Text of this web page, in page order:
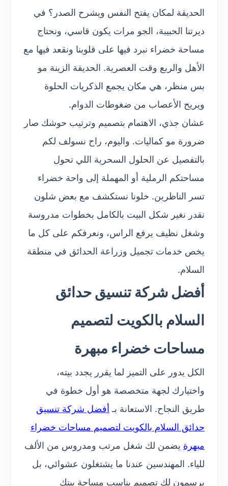
الحديقة لمكان يفتح النفس ويشرح الصدر؟ في
ديرتنا الحبيبة، الجو مرات يكون قاسي، ونحتاج
مساحة خضراء نبرد فيها على قلوبنا ونقعد فيها مع
الأهل والربع وقت العصرية. الحديقة الزينة مو
بس منظر، هي مكان يجمع الذكريات الحلوة
ويريح الأعصاب من ضغوطات الدوام.
عشان جذي، الاهتمام بتصميم وترتيب حوشك صار
ضرورة مو كماليات. واليوم، راح نسولف لكم
بالتفصيل عن الحلول السحرية اللي تحول
مساحتكم الرملية أو المهملة إلى واحة خضراء
تسر الناظرين. خلونا نستكشف مع بعض شلون
نقدر نغير شكل البيت بالكامل بخطوات مدروسة
وشغل نظيف يرفع الراس، ونعرفكم على كل ما
يخص خدمات تجميل وزراعة الحدائق في منطقة
السلام.
أفضل شركة تنسيق حدائق
السلام بالكويت لتصميم
مساحات خضراء مبهرة
الكل يدور على التميز لما يقرر يجدد بيته،
واختيارك لجهة متخصصة هو أول خطوة في
طريق النجاح. الاستعانة بـ أفضل شركة تنسيق
حدائق السلام بالكويت لتصميم مساحات خضراء
مبهرة يضمن لك شغل مرتب ومدروس من الألف
للياء. المهندسين عندنا ما يشتغلون عشوائي، بل
يرسمون لك تصميم يناسب مساحة بيتك